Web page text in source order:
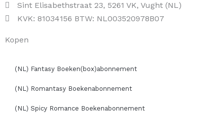
Sint Elisabethstraat 23, 5261 VK, Vught (NL)
KVK: 81034156 BTW: NL003520978B07
Kopen
(NL) Fantasy Boeken(box)abonnement
(NL) Romantasy Boekenabonnement
(NL) Spicy Romance Boekenabonnement